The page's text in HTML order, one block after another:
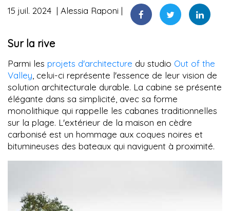
15 juil. 2024 Alessia Raponi
Sur la rive
Parmi les projets d'architecture du studio Out of the
Valley , celui-ci représente l'essence de leur vision de
solution architecturale durable. La cabine se présente
élégante dans sa simplicité, avec sa forme
monolithique qui rappelle les cabanes traditionnelles
sur la plage. L'extérieur de la maison en cèdre
carbonisé est un hommage aux coques noires et
bitumineuses des bateaux qui naviguent à proximité.